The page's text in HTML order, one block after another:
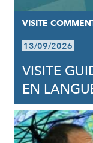
VISITE
13/09/2026
VISITE
EN